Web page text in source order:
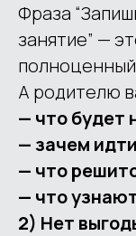
Фраза
занятие” —
А родителю
— что будет
— зачем
— что
— что
2) Нет